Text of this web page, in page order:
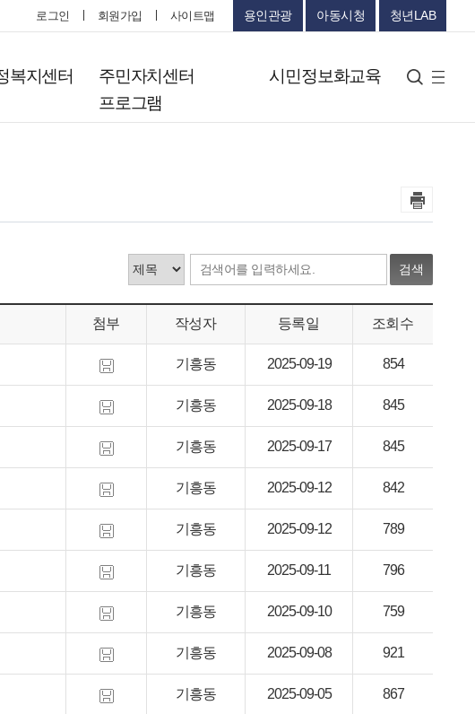
로그인 회원가입 사이트맵 용인관광 아동시청 청년LAB
복지센터
주민자치센터
프로그램
시민정보화교육 검색
사
트
검색
첨부 작성자 등록일 조회수
기흥동 2025-09-19 854
기흥동 2025-09-18 845
기흥동 2025-09-17 845
기흥동 2025-09-12 842
기흥동 2025-09-12 789
기흥동 2025-09-11 796
기흥동 2025-09-10 759
기흥동 2025-09-08 921
기흥동 2025-09-05 867